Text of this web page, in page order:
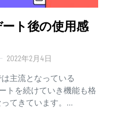
ト後の使用感
2022年2月4日
主流となっている
トを続けていき機能も格
てきています。